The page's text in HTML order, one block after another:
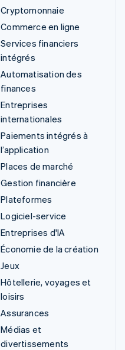
Cryptomonnaie
Commerce en ligne
Services financiers
intégrés
Automatisation des
finances
Entreprises
internationales
Paiements intégrés à
l’application
Places de marché
Gestion financière
Plateformes
Logiciel-service
Entreprises d'IA
Économie de la création
Jeux
Hôtellerie, voyages et
loisirs
Assurances
Médias et
divertissements